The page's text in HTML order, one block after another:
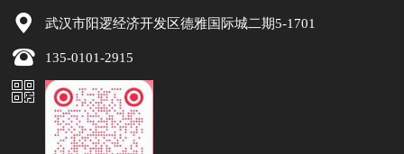
武汉市阳逻经济开发区德雅国际城二期5-1701
135-0101-2915